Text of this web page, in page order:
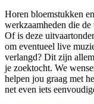
Horen bloemstukken
werkzaamheden die
Of is deze
om eventueel live
verlangd? Dit zijn
je zoektocht. We
helpen jou graag met
net even iets